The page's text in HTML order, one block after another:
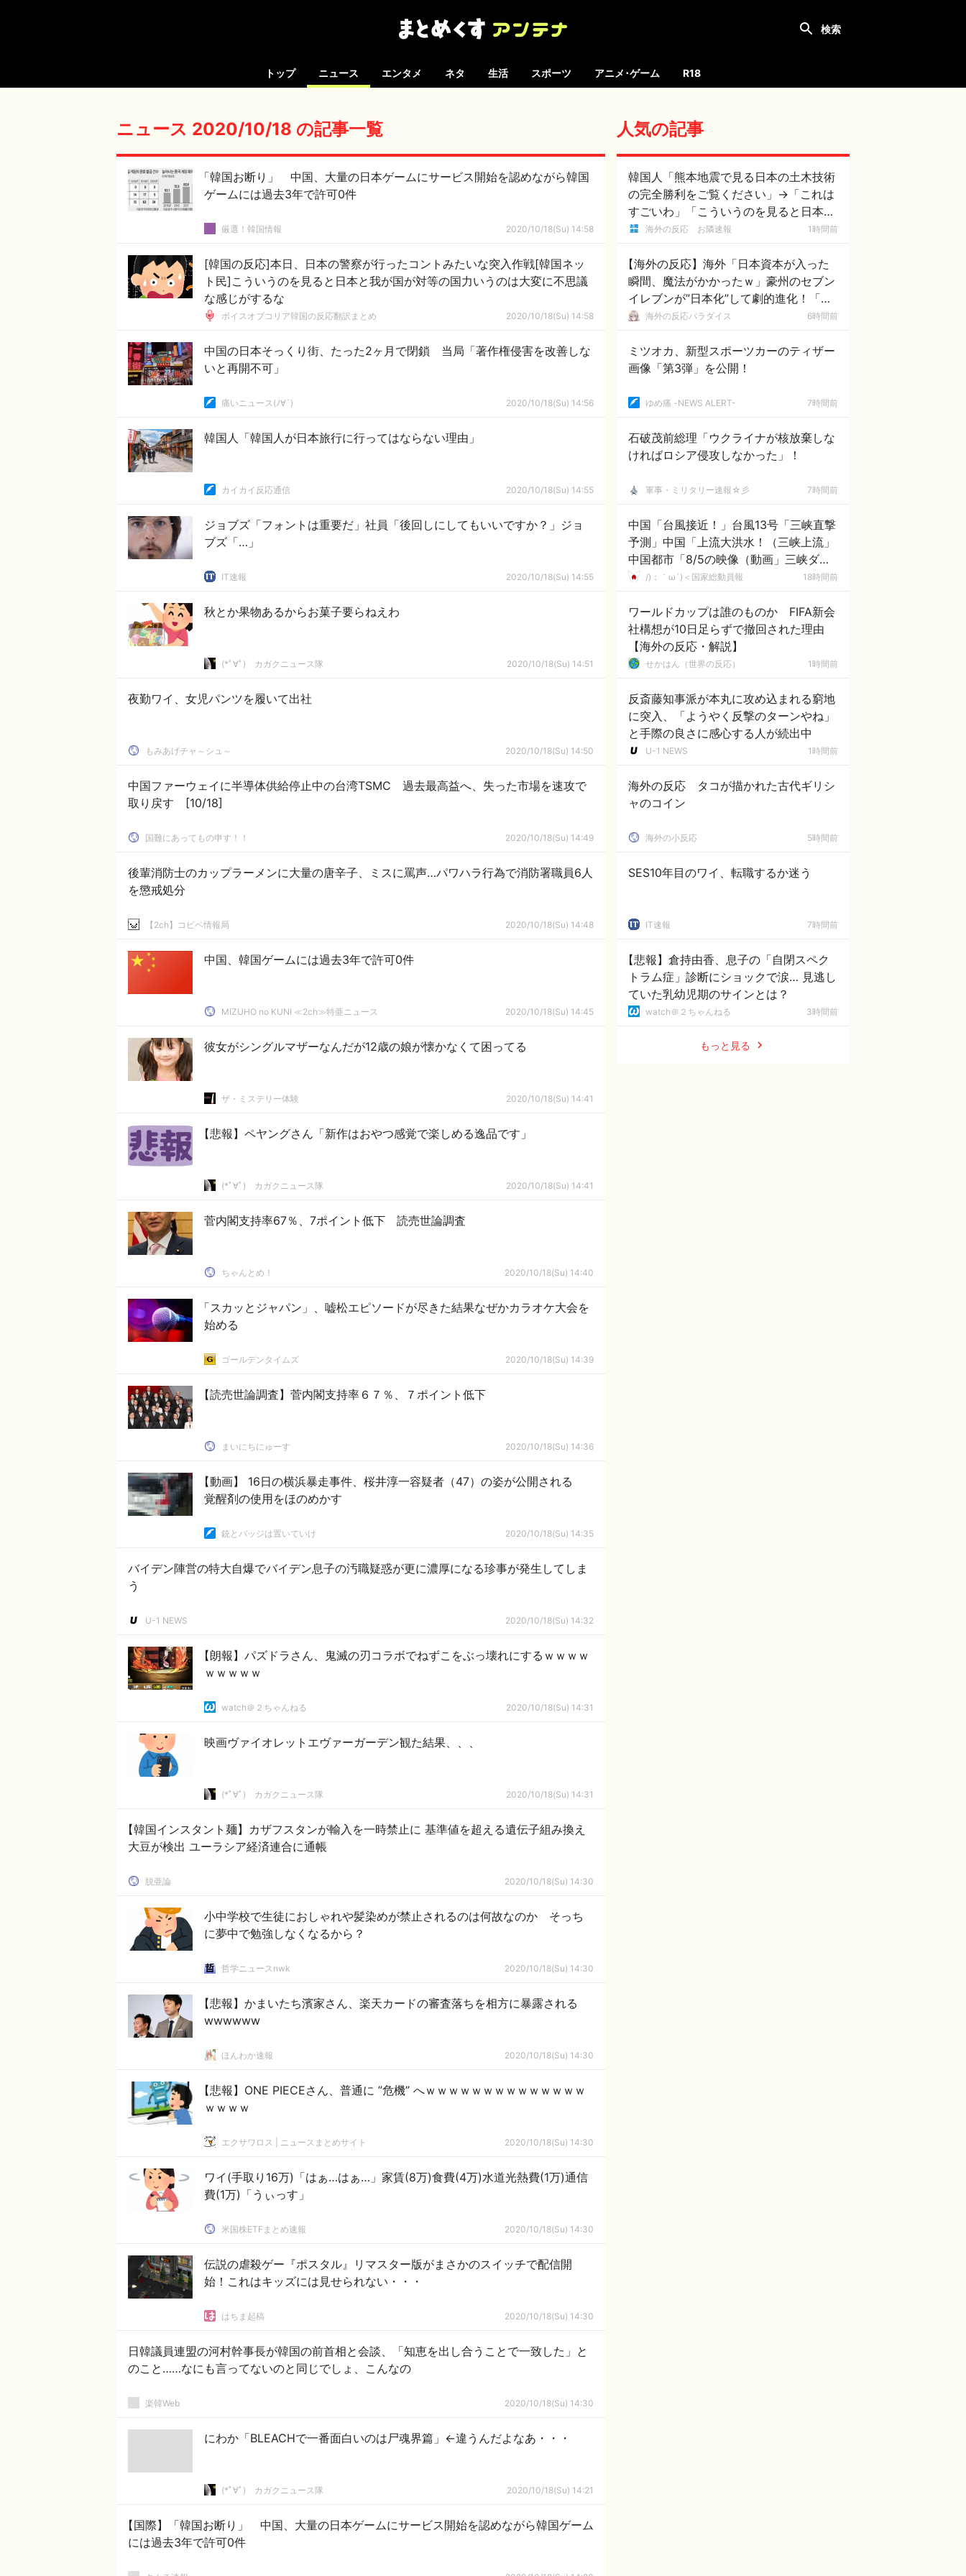
トップ ニュース エンタメ ネタ 生活 スポーツ アニメ･ゲーム R18
ニュース 2020/10/18 の記事一覧
「韓国お断り」 中国、大量の日本ゲームにサービス開始を認めながら韓国
ゲームには過去3年で許可0件
厳選！韓国情報 2020/10/18(Su) 14:58
[韓国の反応]本日、日本の警察が行ったコントみたいな突入作戦[韓国ネッ
ト民]こういうのを見ると日本と我が国が対等の国力いうのは大変に不思議
な感じがするな
ボイスオブコリア韓国の反応翻訳まとめ 2020/10/18(Su) 14:58
中国の日本そっくり街、たった2ヶ月で閉鎖 当局「著作権侵害を改善しな
いと再開不可」
痛いニュース(ﾉ∀`) 2020/10/18(Su) 14:56
韓国人「韓国人が日本旅行に行ってはならない理由」
カイカイ反応通信 2020/10/18(Su) 14:55
ジョブズ「フォントは重要だ」社員「後回しにしてもいいですか？」ジョ
ブズ「…」
IT速報 2020/10/18(Su) 14:55
秋とか果物あるからお菓子要らねえわ
(*ﾟ∀ﾟ)ゞカガクニュース隊 2020/10/18(Su) 14:51
夜勤ワイ、女児パンツを履いて出社
もみあげチャ～シュ～ 2020/10/18(Su) 14:50
中国ファーウェイに半導体供給停止中の台湾TSMC 過去最高益へ、失った市場を速攻で
取り戻す [10/18]
国難にあってもの申す！！ 2020/10/18(Su) 14:49
後輩消防士のカップラーメンに大量の唐辛子、ミスに罵声…パワハラ行為で消防署職員6人
を懲戒処分
【2ch】コピペ情報局 2020/10/18(Su) 14:48
中国、韓国ゲームには過去3年で許可0件
MIZUHO no KUNI ≪2ch≫特亜ニュース 2020/10/18(Su) 14:45
彼女がシングルマザーなんだが12歳の娘が懐かなくて困ってる
ザ・ミステリー体験 2020/10/18(Su) 14:41
【悲報】ペヤングさん「新作はおやつ感覚で楽しめる逸品です」
(*ﾟ∀ﾟ)ゞカガクニュース隊 2020/10/18(Su) 14:41
菅内閣支持率67％、7ポイント低下 読売世論調査
ちゃんとめ！ 2020/10/18(Su) 14:40
「スカッとジャパン」、嘘松エピソードが尽きた結果なぜかカラオケ大会を
始める
ゴールデンタイムズ 2020/10/18(Su) 14:39
【読売世論調査】菅内閣支持率６７％、７ポイント低下
まいにちにゅーす 2020/10/18(Su) 14:36
【動画】 16日の横浜暴走事件、桜井淳一容疑者（47）の姿が公開される
覚醒剤の使用をほのめかす
銃とバッジは置いていけ 2020/10/18(Su) 14:35
バイデン陣営の特大自爆でバイデン息子の汚職疑惑が更に濃厚になる珍事が発生してしま
う
U-1 NEWS 2020/10/18(Su) 14:32
【朗報】パズドラさん、鬼滅の刃コラボでねずこをぶっ壊れにするｗｗｗｗ
ｗｗｗｗｗ
watch＠２ちゃんねる 2020/10/18(Su) 14:31
映画ヴァイオレットエヴァーガーデン観た結果、、、
(*ﾟ∀ﾟ)ゞカガクニュース隊 2020/10/18(Su) 14:31
【韓国インスタント麺】カザフスタンが輸入を一時禁止に 基準値を超える遺伝子組み換え
大豆が検出 ユーラシア経済連合に通帳
脱亜論 2020/10/18(Su) 14:30
小中学校で生徒におしゃれや髪染めが禁止されるのは何故なのか そっち
に夢中で勉強しなくなるから？
哲学ニュースnwk 2020/10/18(Su) 14:30
【悲報】かまいたち濱家さん、楽天カードの審査落ちを相方に暴露される
wwwwww
ほんわか速報 2020/10/18(Su) 14:30
【悲報】ONE PIECEさん、普通に ”危機” へｗｗｗｗｗｗｗｗｗｗｗｗｗｗ
ｗｗｗｗ
エクサワロス | ニュースまとめサイト 2020/10/18(Su) 14:30
ワイ(手取り16万)「はぁ…はぁ…」家賃(8万)食費(4万)水道光熱費(1万)通信
費(1万)「うぃっす」
米国株ETFまとめ速報 2020/10/18(Su) 14:30
伝説の虐殺ゲー『ポスタル』リマスター版がまさかのスイッチで配信開
始！これはキッズには見せられない・・・
はちま起稿 2020/10/18(Su) 14:30
日韓議員連盟の河村幹事長が韓国の前首相と会談、「知恵を出し合うことで一致した」と
のこと……なにも言ってないのと同じでしょ、こんなの
楽韓Web 2020/10/18(Su) 14:30
にわか「BLEACHで一番面白いのは尸魂界篇」←違うんだよなあ・・・
(*ﾟ∀ﾟ)ゞカガクニュース隊 2020/10/18(Su) 14:21
【国際】「韓国お断り」 中国、大量の日本ゲームにサービス開始を認めながら韓国ゲーム
には過去3年で許可0件
人気の記事
韓国人「熊本地震で見る日本の土木技術
の完全勝利をご覧ください」→「これは
すごいわ」「こういうのを見ると日本人
は何か適当に作る感じがしない・・・」
海外の反応 お隣速報 1時間前
【海外の反応】海外「日本資本が入った
瞬間、魔法がかかったｗ」豪州のセブン
イレブンが”日本化”して劇的進化！「お
にぎりとたまごサンドが食べられるなん
海外の反応パラダイス 6時間前
ミツオカ、新型スポーツカーのティザー
画像「第3弾」を公開！
ゆめ痛 -NEWS ALERT- 7時間前
石破茂前総理「ウクライナが核放棄しな
ければロシア侵攻しなかった」！
軍事・ミリタリー速報☆彡 7時間前
中国「台風接近！」台風13号「三峡直撃
予測」中国「上流大洪水！（三峡上流」
中国都市「8/5の映像（動画」三峡ダム
「緊急放流（決壊危機」中国「下流大水
/)；｀ω´)＜国家総動員報 18時間前
ワールドカップは誰のものか FIFA新会
社構想が10日足らずで撤回された理由
【海外の反応・解説】
せかはん（世界の反応） 1時間前
反斎藤知事派が本丸に攻め込まれる窮地
に突入、「ようやく反撃のターンやね」
と手際の良さに感心する人が続出中
U-1 NEWS 1時間前
海外の反応 タコが描かれた古代ギリシ
ャのコイン
海外の小反応 5時間前
SES10年目のワイ、転職するか迷う
IT速報 7時間前
【悲報】倉持由香、息子の「自閉スペク
トラム症」診断にショックで涙… 見逃し
ていた乳幼児期のサインとは？
watch＠２ちゃんねる 3時間前
もっと見る